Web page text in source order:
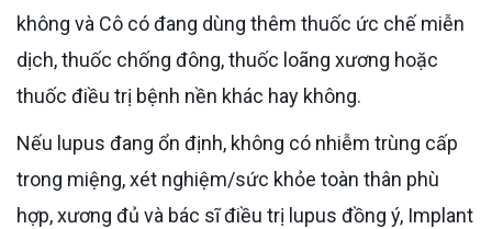
không và Cô có đang dùng thêm thuốc ức chế miễn
dịch, thuốc chống đông, thuốc loãng xương hoặc
thuốc điều trị bệnh nền khác hay không.
Nếu lupus đang ổn định, không có nhiễm trùng cấp
trong miệng, xét nghiệm/sức khỏe toàn thân phù
hợp, xương đủ và bác sĩ điều trị lupus đồng ý, Implant